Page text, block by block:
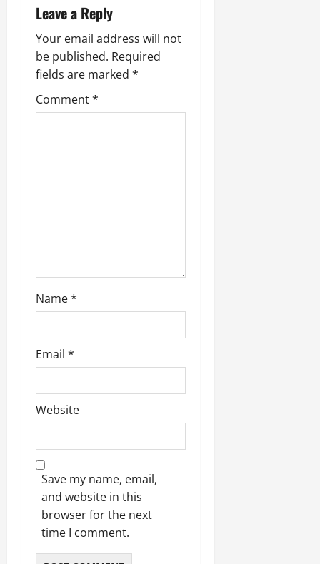
a
t
i
o
Leave a Reply
Your email address will not
be published. Required
fields are marked *
Comment*
Name*
Email *
Website
Save my name, email,
and website in this
browser for the next
time I comment.